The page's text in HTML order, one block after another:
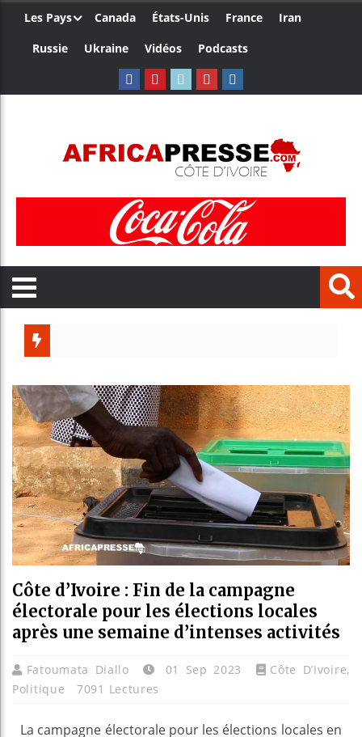
Les Pays Canada États-Unis France
Iran
Russie
Ukraine Vidéos Podcasts
Côte
Tunisie :
Ceuta :
Côte d’Ivoire : Fin de la campagne
électorale pour les élections locales
après une semaine d’intenses activités
Fatoumata Diallo 01 Sep 2023 Côte D’Ivoire,
Politique
7091 Lectures
La campagne électorale pour les élections locales en